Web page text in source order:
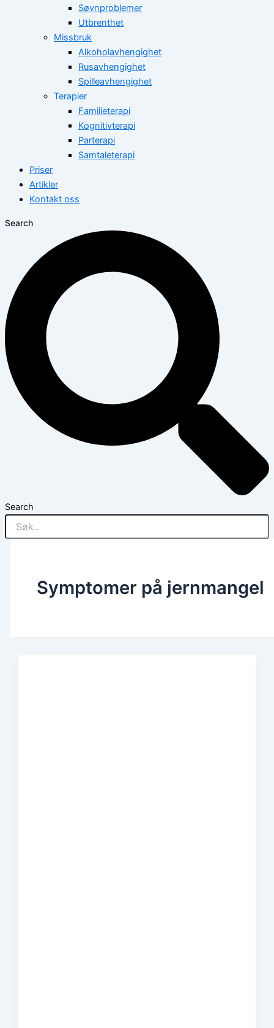
Søvnproblemer
Utbrenthet
Missbruk
Alkoholavhengighet
Rusavhengighet
Spilleavhengighet
Terapier
Familieterapi
Kognitivterapi
Parterapi
Samtaleterapi
Priser
Artikler
Kontakt oss
Search
Search
Symptomer på jernmangel